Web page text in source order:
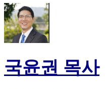
국윤권 목사